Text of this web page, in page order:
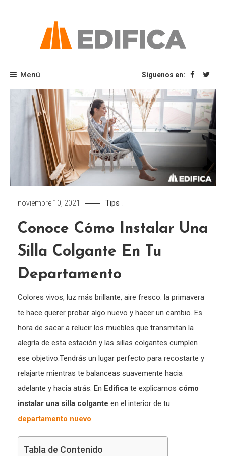
Blog Edifica
Menú Síguenos en:
noviembre 10, 2021 Tips .
Conoce Cómo Instalar Una
Silla Colgante En Tu
Departamento
Colores vivos, luz más brillante, aire fresco: la primavera
te hace querer probar algo nuevo y hacer un cambio. Es
hora de sacar a relucir los muebles que transmitan la
alegría de esta estación y las sillas colgantes cumplen
ese objetivo.Tendrás un lugar perfecto para recostarte y
relajarte mientras te balanceas suavemente hacia
adelante y hacia atrás. En Edifica te explicamos cómo
instalar una silla colgante en el interior de tu
departamento nuevo.
Tabla de Contenido